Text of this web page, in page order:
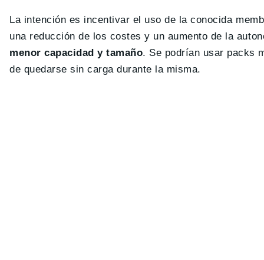
La intención es incentivar el uso de la conocida
una reducción de los costes y un aumento de la
menor capacidad y tamaño. Se podrían usar packs
de quedarse sin carga durante la misma.